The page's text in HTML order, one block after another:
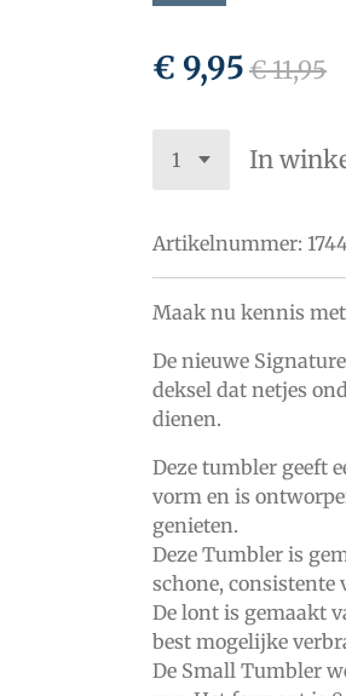
€ 9,95€ 11,95
In
Artikelnummer:
Maak nu kennis
De nieuwe
deksel dat netjes
dienen.
Deze tumbler geeft
vorm en is
genieten.
Deze Tumbler is
schone, consistente
De lont is gemaakt
best mogelijke
De Small Tumbler